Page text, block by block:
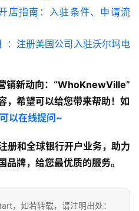
店指南：入驻条件、申请流
：注册美国公司入驻沃尔玛电
销新动向：“WhoKnewVille”
，希望可以给您带来帮助！如
可以在线提问~
册和全球银行开户业务，助力
牌，给您最优质的服务。
，如若转载，请注明出处：